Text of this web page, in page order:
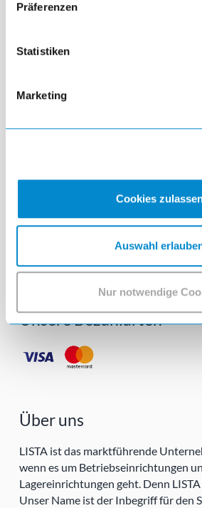
Präferenzen
Statistiken
Marketing
Cookies
Auswahl
Nur notwendige
Kontakt
Prager Straße 245
Follow us!
Unsere Bezahlarten
Über uns
LISTA ist das marktführende
wenn es um Betriebseinrichtungen
Lagereinrichtungen geht. Denn
Unser Name ist der Inbegriff für den